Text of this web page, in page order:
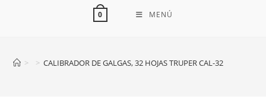
0 MENÚ
> > CALIBRADOR DE GALGAS, 32 HOJAS TRUPER CAL-32